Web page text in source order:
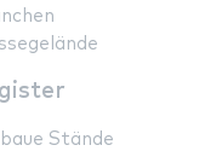
baue Stände